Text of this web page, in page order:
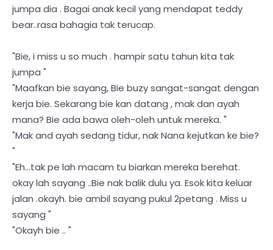
jumpa dia . Bagai anak kecil yang mendapat teddy
bear..rasa bahagia tak terucap.
"Bie, i miss u so much . hampir satu tahun kita tak
jumpa "
"Maafkan bie sayang, Bie buzy sangat-sangat dengan
kerja bie. Sekarang bie kan datang , mak dan ayah
mana? Bie ada bawa oleh-oleh untuk mereka. "
"Mak and ayah sedang tidur, nak Nana kejutkan ke bie?
"
"Eh...tak pe lah macam tu biarkan mereka berehat.
okay lah sayang ..Bie nak balik dulu ya. Esok kita keluar
jalan .okayh. bie ambil sayang pukul 2petang . Miss u
sayang "
"Okayh bie .. "